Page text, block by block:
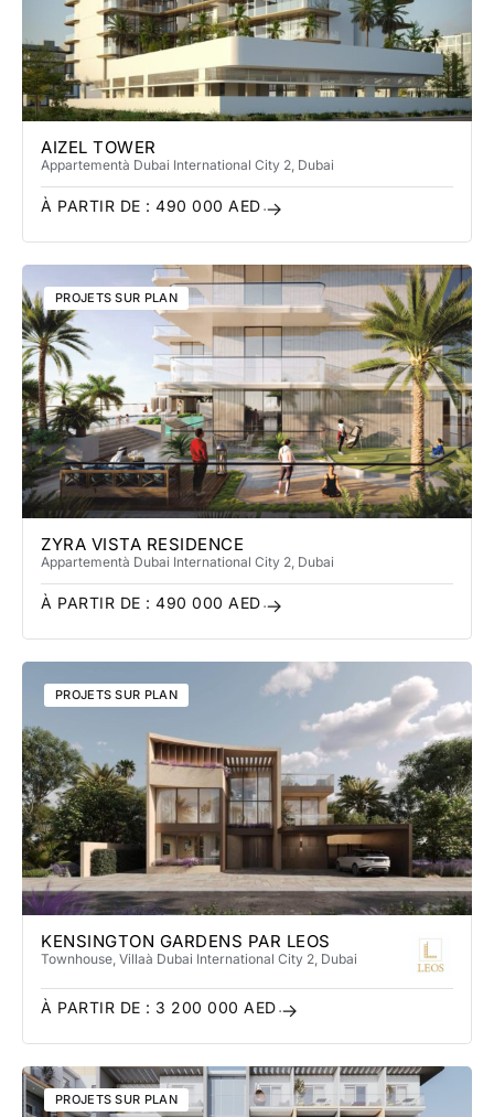
AIZEL TOWER
Appartementà Dubai International City 2 , Dubai
À PARTIR DE : 490 000 AED
PROJETS SUR PLAN
ZYRA VISTA RESIDENCE
Appartementà Dubai International City 2 , Dubai
À PARTIR DE : 490 000 AED
PROJETS SUR PLAN
KENSINGTON GARDENS PAR LEOS
Townhouse, Villaà Dubai International City 2 , Dubai
À PARTIR DE : 3 200 000 AED
PROJETS SUR PLAN